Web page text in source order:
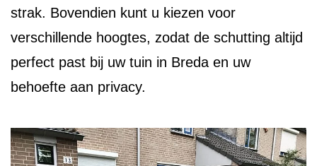
strak. Bovendien kunt u kiezen voor
verschillende hoogtes, zodat de schutting altijd
perfect past bij uw tuin in Breda en uw
behoefte aan privacy.